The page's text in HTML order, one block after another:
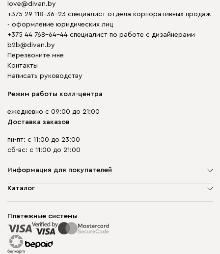
love@divan.by
+375 29 118-36-23 специалист отдела корпоративных продаж
- оформление юридических лиц
+375 44 768-64-44 специалист по работе с дизайнерами
b2b@divan.by
Перезвоните мне
Контакты
Написать руководству
Режим работы колл-центра
ежедневно с 09:00 до 21:00
Доставка заказов
пн-пт: с 11:00 до 23:00
сб-вс: с 11:00 до 21:00
Информация для покупателей
О компании
Способы оплаты
Рассрочка и кредит
Гарантия
Карта сайта
Каталог
Корпусная мебель
Распродажа мебели
Платежные системы